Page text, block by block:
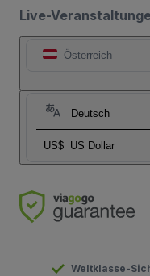
Live-
Österreich
Deutsch
US$ US Dollar
Weltklasse-